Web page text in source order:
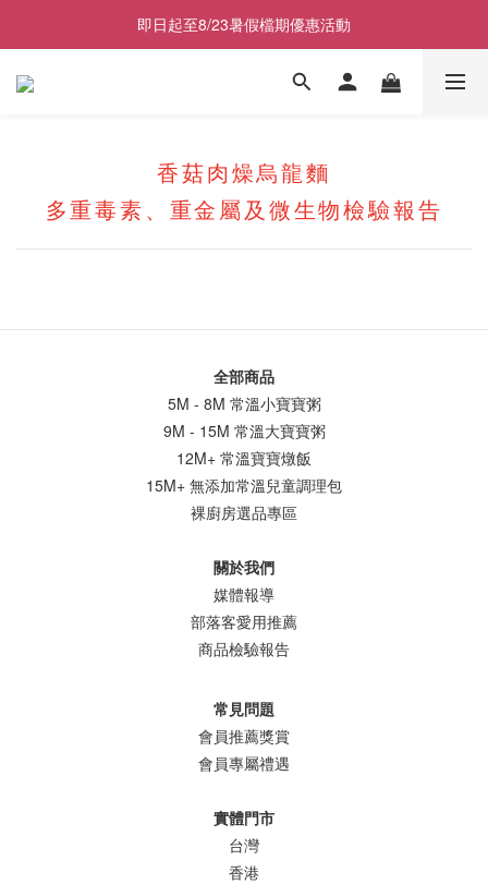
2026商品售價調整公告｜9月1日起適用
即日起至8/23暑假檔期優惠活動
副食品五入裝任選兩盒折100元, 五盒折400元
香菇肉燥烏龍麵
多重毒素、重金屬及微生物檢驗報告
全部商品
5M - 8M 常溫小寶寶粥
9M - 15M 常溫大寶寶粥
12M+ 常溫寶寶燉飯
15M+ 無添加常溫兒童調理包
裸廚房選品專區
關於我們
媒體報導
部落客愛用推薦
商品檢驗報告
常見問題
會員推薦獎賞
會員專屬禮遇
實體門市
台灣
香港